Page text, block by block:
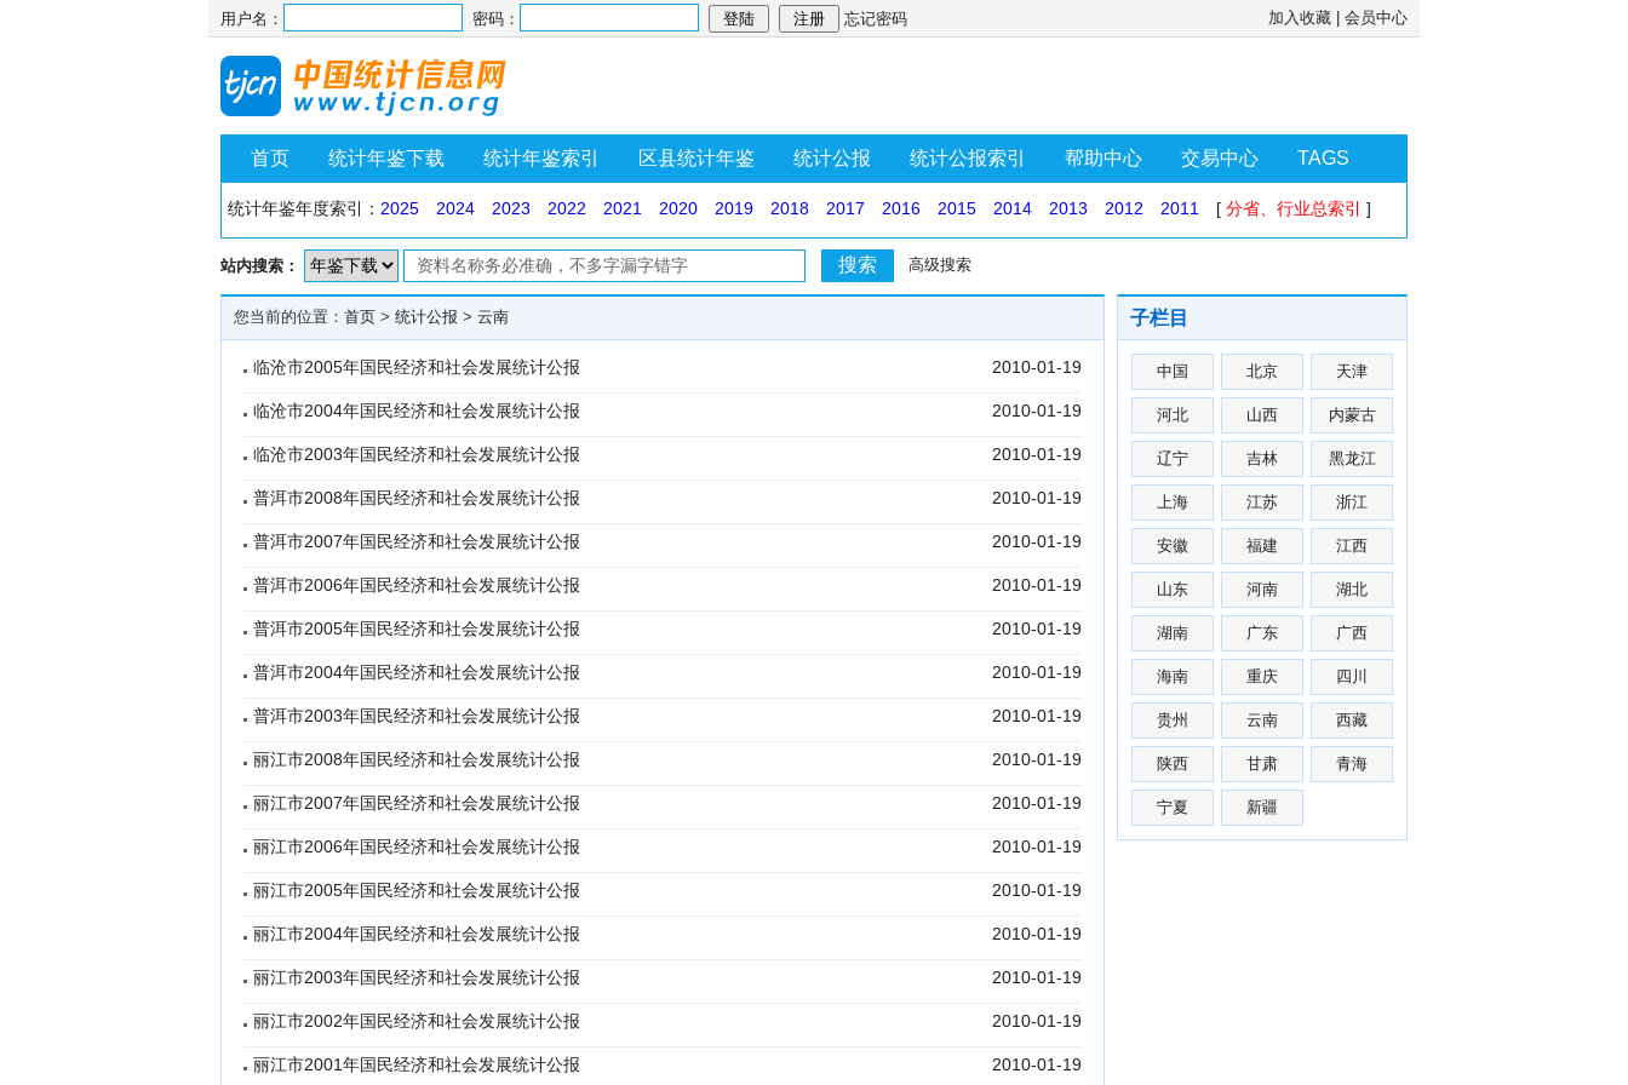
用户名： 密码： 忘记密码 加入收藏 会员中心
首页 统计年鉴下载 统计年鉴索引 区县统计年鉴 统计公报 统计公报索引 帮助中心 交易中心 TAGS
统计年鉴年度索引： 2025 2024 2023 2022 2021 2020 2019 2018 2017 2016 2015 2014 2013 2012 2011 [ 分省、行业总索引 ]
站内搜索： 高级搜索
您当前的位置： 首页 > 统计公报 > 云南
临沧市2005年国民经济和社会发展统计公报 2010-01-19
临沧市2004年国民经济和社会发展统计公报 2010-01-19
临沧市2003年国民经济和社会发展统计公报 2010-01-19
普洱市2008年国民经济和社会发展统计公报 2010-01-19
普洱市2007年国民经济和社会发展统计公报 2010-01-19
普洱市2006年国民经济和社会发展统计公报 2010-01-19
普洱市2005年国民经济和社会发展统计公报 2010-01-19
普洱市2004年国民经济和社会发展统计公报 2010-01-19
普洱市2003年国民经济和社会发展统计公报 2010-01-19
丽江市2008年国民经济和社会发展统计公报 2010-01-19
丽江市2007年国民经济和社会发展统计公报 2010-01-19
丽江市2006年国民经济和社会发展统计公报 2010-01-19
丽江市2005年国民经济和社会发展统计公报 2010-01-19
丽江市2004年国民经济和社会发展统计公报 2010-01-19
丽江市2003年国民经济和社会发展统计公报 2010-01-19
丽江市2002年国民经济和社会发展统计公报 2010-01-19
丽江市2001年国民经济和社会发展统计公报 2010-01-19
子栏目
中国 北京 天津
河北 山西 内蒙古
辽宁 吉林 黑龙江
上海 江苏 浙江
安徽 福建 江西
山东 河南 湖北
湖南 广东 广西
海南 重庆 四川
贵州 云南 西藏
陕西 甘肃 青海
宁夏 新疆